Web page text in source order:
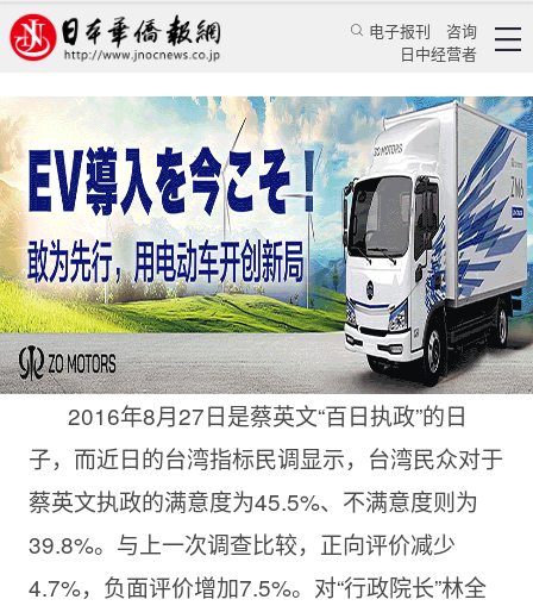
电子报刊
咨询
日中经营者
简析蔡英文“百日执政”
王 键 专栏 台海风云★王键
日本华侨报网 2016/9/6 17:02:32
2016年8月27日是蔡英文“百日执政”的日
子，而近日的台湾指标民调显示，台湾民众对于
蔡英文执政的满意度为45.5%、不满意度则为
39.8%。与上一次调查比较，正向评价减少
4.7%，负面评价增加7.5%。对“行政院长”林全